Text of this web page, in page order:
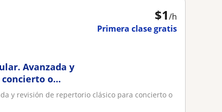
$1/h
Primera clase gratis
Avanzada y
o
y revisión de repertorio clásico para concierto o